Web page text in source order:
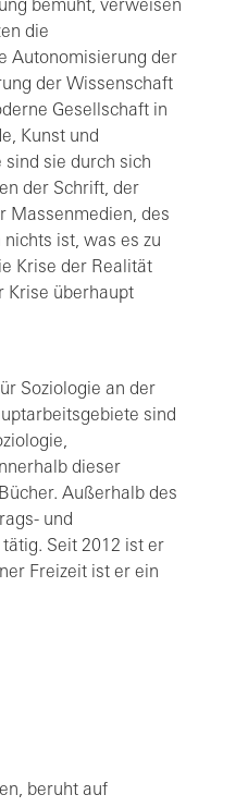
bemüht, verweisen
die
Autonomisierung der
der Wissenschaft
Gesellschaft in
Kunst und
sind sie durch sich
der Schrift, der
Massenmedien, des
ist, was es zu
Krise der Realität
Krise überhaupt
Soziologie an der
sind
dieser
Außerhalb des
und
Seit 2012 ist er
Freizeit ist er ein
beruht auf